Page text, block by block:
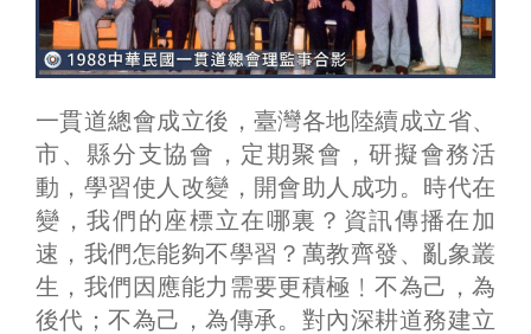
一貫道總會成立後，臺灣各地陸續成立省、
市、縣分支協會，定期聚會，研擬會務活
動，學習使人改變，開會助人成功。時代在
變，我們的座標立在哪裏？資訊傳播在加
速，我們怎能夠不學習？萬教齊發、亂象叢
生，我們因應能力需要更積極﹗不為己，為
後代；不為己，為傳承。對內深耕道務建立